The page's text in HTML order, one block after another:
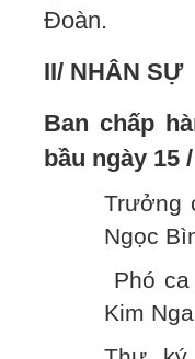
Đoàn.
II/ NHÂN SỰ
Ban chấp
bầu ngày 15
Trưởng
Ngọc
Phó
Kim Nga